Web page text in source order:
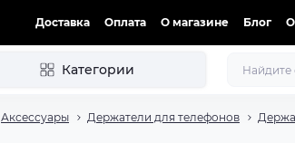
Доставка Оплата О магазине Блог
Категории
Аксессуары Держатели для телефонов